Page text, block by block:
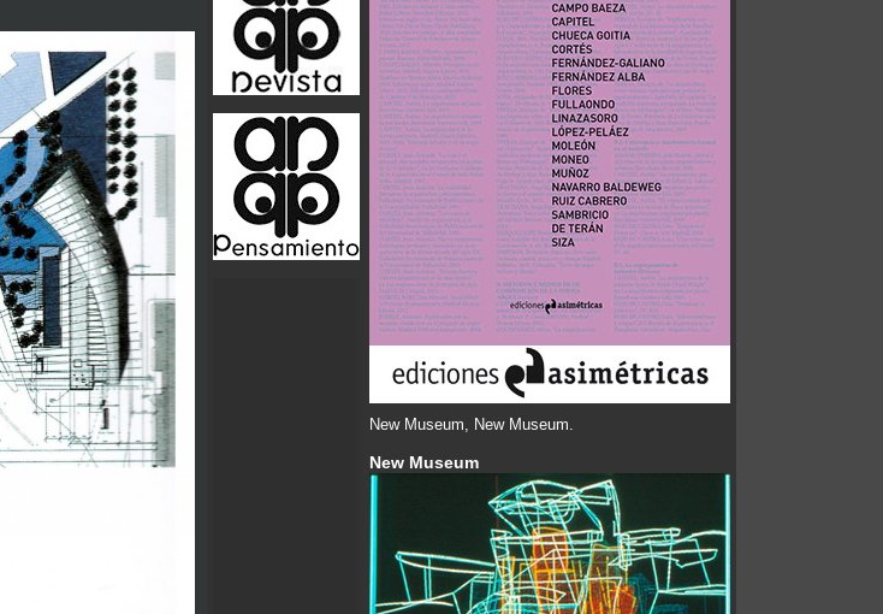
New Museum, New Museum.
New Museum